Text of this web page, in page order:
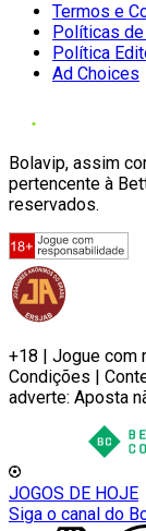
Termos e
Políticas
Política
Ad Choices
Bolavip, assim
pertencente à
reservados.
+18 | Jogue com
Condições |
adverte: Aposta
JOGOS DE HOJE
Siga o canal do